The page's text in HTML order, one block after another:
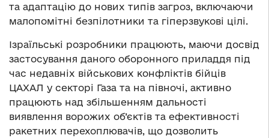
та адаптацію до нових типів загроз, включаючи
малопомітні безпілотники та гіперзвукові цілі.
Ізраїльські розробники працюють, маючи досвід
застосування даного оборонного приладдя під
час недавніх військових конфліктів бійців
ЦАХАЛ у секторі Газа та на півночі, активно
працюють над збільшенням дальності
виявлення ворожих об’єктів та ефективності
ракетних перехоплювачів, що дозволить